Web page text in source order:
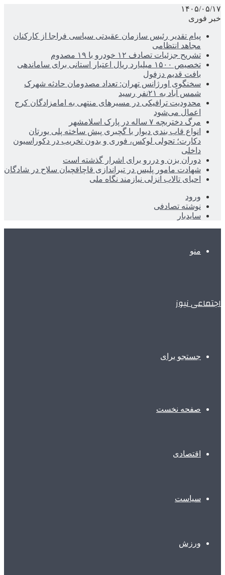
۱۴۰۵/۰۵/۱۷
خبر فوری
پیام تقدیر رئیس سازمان عقیدتی سیاسی فراجا از کارکنان
مجاهد انتظامی
تشریح جزئیات تصادف ۱۲ خودرو با ۱۹ مصدوم
تخصیص ۱۵۰۰ میلیارد ریال اعتبار استانی برای ساماندهی
بافت قدیم دزفول
سخنگوی اورژانس تهران: تعداد مصدومان حادثه شهرک
شمس آباد به ۲۱نفر رسید
محدودیت ترافیکی در مسیرهای منتهی به امامزادگان کرج
اعمال می‌شود
مرگ دختربچه ۷ ساله در پارک اسلامشهر
انواع قاب بندی دیوار با گچبری پیش ساخته پلی یورتان
دکارت؛ تحولی لوکس، فوری و بدون تخریب در دکوراسیون
داخلی
دوران بزن و دررو برای اشرار گذشته است
شهادت مامور پلیس در تیراندازی قاچاقچیان سلاح در شادگان
احیای تالاب انزلی نیازمند نگاه ملی
ورود
نوشته تصادفی
سایدبار
منو
اجتماعی نیوز
جستجو برای
صفحه نخست
اقتصادی
سیاست
ورزش